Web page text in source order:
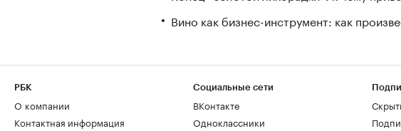
Вино как бизнес-инструмент: как
РБК
О компании
Контактная информация
Социальные сети
ВКонтакте
Одноклассники